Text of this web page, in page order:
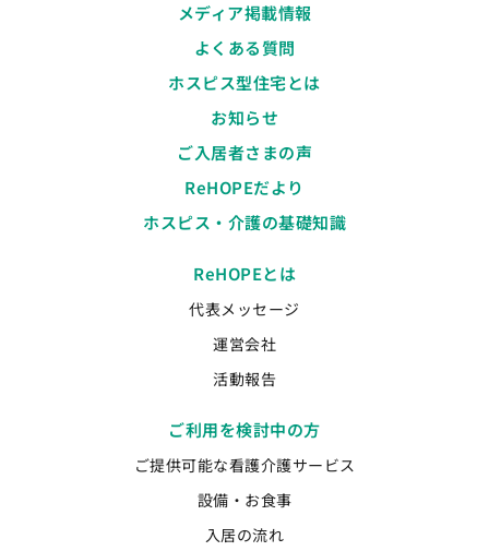
メディア掲載情報
よくある質問
ホスピス型住宅とは
お知らせ
ご入居者さまの声
ReHOPEだより
ホスピス・介護の基礎知識
ReHOPEとは
代表メッセージ
運営会社
活動報告
ご利用を検討中の方
ご提供可能な看護介護サービス
設備・お食事
入居の流れ